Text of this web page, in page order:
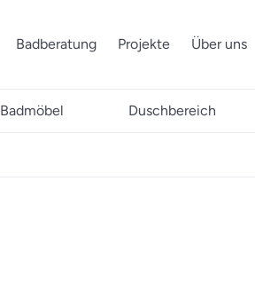
Badberatung Projekte Über uns
Badmöbel Duschbereich